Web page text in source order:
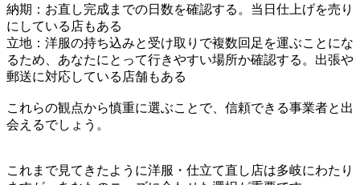
納期：お直し完成までの日数を確認する。当日仕上げを売り
にしている店もある
立地：洋服の持ち込みと受け取りで複数回足を運ぶことにな
るため、あなたにとって行きやすい場所か確認する。出張や
郵送に対応している店舗もある
これらの観点から慎重に選ぶことで、信頼できる事業者と出
会えるでしょう。
これまで見てきたように洋服・仕立て直し店は多岐にわたり